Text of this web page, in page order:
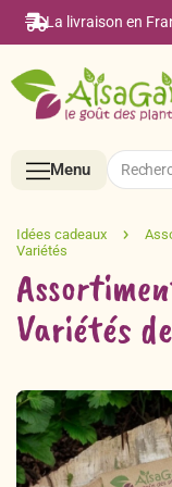
La livraison en
Menu
Menu
Accueil
Boutique
Semences
Le Blog
Search
for:
Variétés